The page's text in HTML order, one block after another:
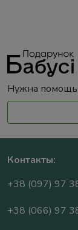
Нужна
Контакты:
+38 (097) 97
+38 (066) 97